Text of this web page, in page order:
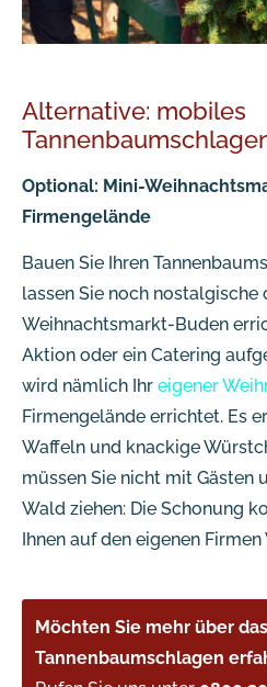
Alternative: mobiles
Optional: Mini-
Firmengelände
Bauen Sie Ihren
lassen Sie noch nostalgische
Weihnachtsmarkt-Buden
Aktion oder ein Catering
wird nämlich Ihr eigener
Firmengelände errichtet. Es
Waffeln und knackige
müssen Sie nicht mit Gästen
Wald ziehen: Die Schonung
Ihnen auf den eigenen
Möchten Sie mehr über das
Tannenbaumschlagen